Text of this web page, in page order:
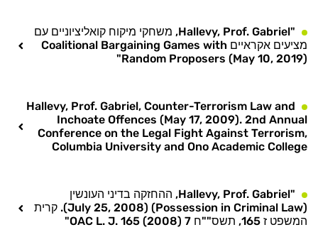
"Hallevy, Prof. Gabriel, משחקי מיקוח קואליציוניים עם
מציעים אקראיים Coalitional Bargaining Games with
Random Proposers (May 10, 2019)"
Hallevy, Prof. Gabriel, Counter-Terrorism Law and
Inchoate Offences (May 17, 2009). 2nd Annual
Conference on the Legal Fight Against Terrorism,
Columbia University and Ono Academic College
"Hallevy, Prof. Gabriel, ההחזקה בדיני העונשין
(Possession in Criminal Law) (July 25, 2008). קרית
המשפט ז 165, תשס""ח 7 OAC L. J. 165 (2008)"